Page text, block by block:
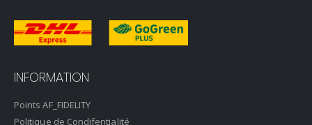
INFORMATION
Points AF_FIDELITY
Politique de Condifentialité